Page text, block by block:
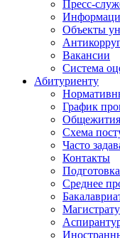
Пресс-
Объекты
Вакансии
Система
Абитуриенту
График
Схема
Часто
Контакты
Среднее